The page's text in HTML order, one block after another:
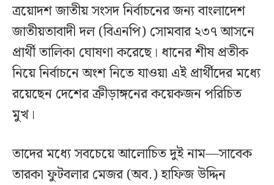
ত্রয়োদশ জাতীয় সংসদ নির্বাচনের জন্য বাংলাদেশ
জাতীয়তাবাদী দল (বিএনপি) সোমবার ২৩৭ আসনে
প্রার্থী তালিকা ঘোষণা করেছে। ধানের শীষ প্রতীক
নিয়ে নির্বাচনে অংশ নিতে যাওয়া এই প্রার্থীদের মধ্যে
রয়েছেন দেশের ক্রীড়াঙ্গনের কয়েকজন পরিচিত
মুখ।
তাদের মধ্যে সবচেয়ে আলোচিত দুই নাম—সাবেক
তারকা ফুটবলার মেজর (অব.) হাফিজ উদ্দিন